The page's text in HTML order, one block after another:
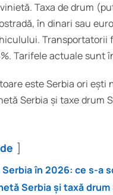
Taxa de drum
în dinari sau
Transportatorii
Tarifele actuale sunt
este Serbia ori
Serbia și taxe drum
în 2026: ce s-a
Serbia și taxă drum